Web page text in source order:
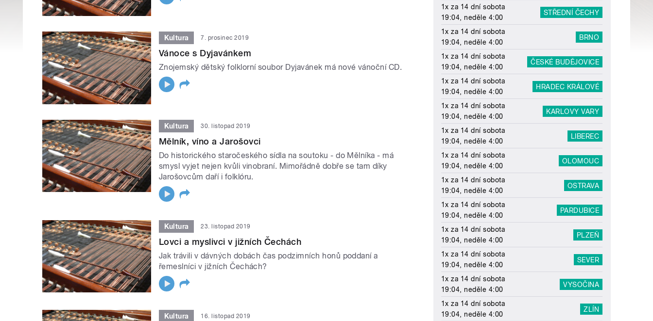
Kultura 7. prosinec 2019
Vánoce s Dyjavánkem
Znojemský dětský folklorní soubor Dyjavánek má nové vánoční CD.
Kultura 30. listopad 2019
Mělník, víno a Jarošovci
Do historického staročeského sídla na soutoku - do Mělníka - má
smysl vyjet nejen kvůli vinobraní. Mimořádně dobře se tam díky
Jarošovcům daří i folklóru.
Kultura 23. listopad 2019
Lovci a myslivci v jižních Čechách
Jak trávili v dávných dobách čas podzimních honů poddaní a
řemeslníci v jižních Čechách?
Kultura 16. listopad 2019
1x za 14 dní sobota
19:04, neděle 4:00
STŘEDNÍ ČECHY
1x za 14 dní sobota
19:04, neděle 4:00
BRNO
1x za 14 dní sobota
19:04, neděle 4:00
ČESKÉ BUDĚJOVICE
1x za 14 dní sobota
19:04, neděle 4:00
HRADEC KRÁLOVÉ
1x za 14 dní sobota
19:04, neděle 4:00
KARLOVY VARY
1x za 14 dní sobota
19:04, neděle 4:00
LIBEREC
1x za 14 dní sobota
19:04, neděle 4:00
OLOMOUC
1x za 14 dní sobota
19:04, neděle 4:00
OSTRAVA
1x za 14 dní sobota
19:04, neděle 4:00
PARDUBICE
1x za 14 dní sobota
19:04, neděle 4:00
PLZEŇ
1x za 14 dní sobota
19:04, neděle 4:00
SEVER
1x za 14 dní sobota
19:04, neděle 4:00
VYSOČINA
1x za 14 dní sobota
19:04, neděle 4:00
ZLÍN